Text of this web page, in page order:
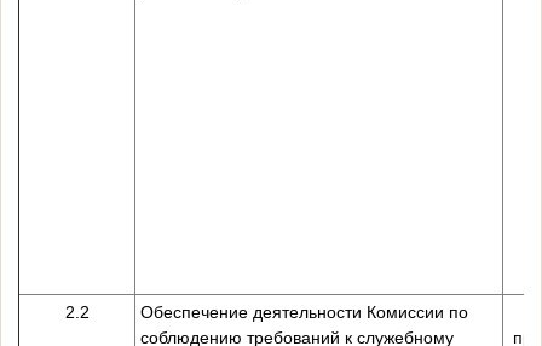
2.2
Обеспечение деятельности Комиссии по
соблюдению требований к служебному